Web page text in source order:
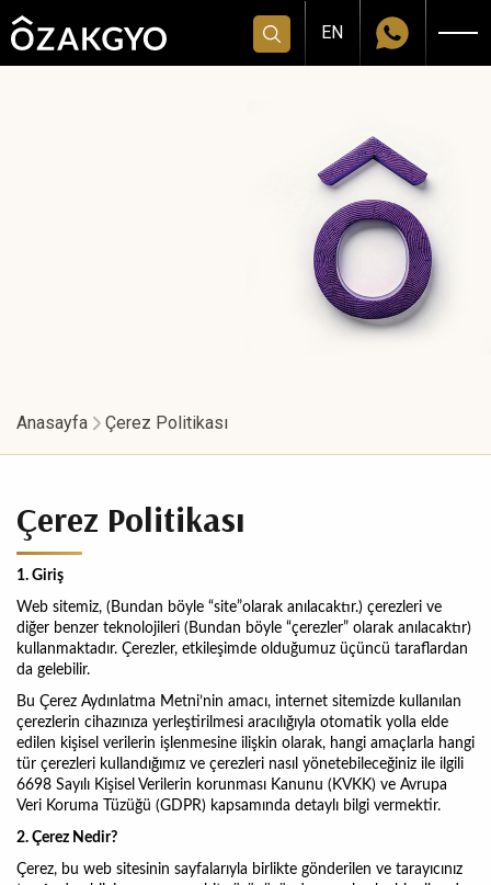
EN
Anasayfa Çerez Politikası
Çerez Politikası
1. Giriş
Web sitemiz, (Bundan böyle “site”olarak anılacaktır.) çerezleri ve
diğer benzer teknolojileri (Bundan böyle “çerezler” olarak anılacaktır)
kullanmaktadır. Çerezler, etkileşimde olduğumuz üçüncü taraflardan
da gelebilir.
Bu Çerez Aydınlatma Metni’nin amacı, internet sitemizde kullanılan
çerezlerin cihazınıza yerleştirilmesi aracılığıyla otomatik yolla elde
edilen kişisel verilerin işlenmesine ilişkin olarak, hangi amaçlarla hangi
tür çerezleri kullandığımız ve çerezleri nasıl yönetebileceğiniz ile ilgili
6698 Sayılı Kişisel Verilerin korunması Kanunu (KVKK) ve Avrupa
Veri Koruma Tüzüğü (GDPR) kapsamında detaylı bilgi vermektir.
2. Çerez Nedir?
Çerez, bu web sitesinin sayfalarıyla birlikte gönderilen ve tarayıcınız